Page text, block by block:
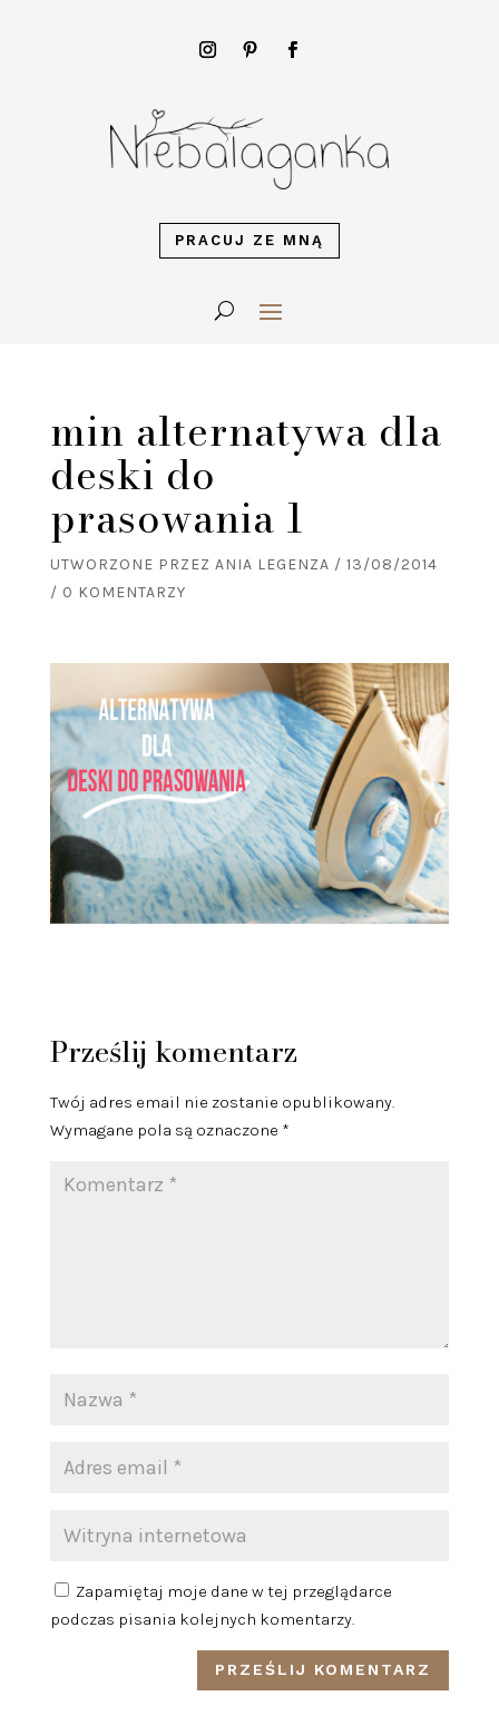
PRACUJ ZE MNĄ
min alternatywa dla
deski do
prasowania 1
UTWORZONE PRZEZ ANIA LEGENZA / 13/08/2014
/ 0 KOMENTARZY
Prześlij komentarz
Twój adres email nie zostanie opublikowany.
Wymagane pola są oznaczone *
Zapamiętaj moje dane w tej przeglądarce
podczas pisania kolejnych komentarzy.